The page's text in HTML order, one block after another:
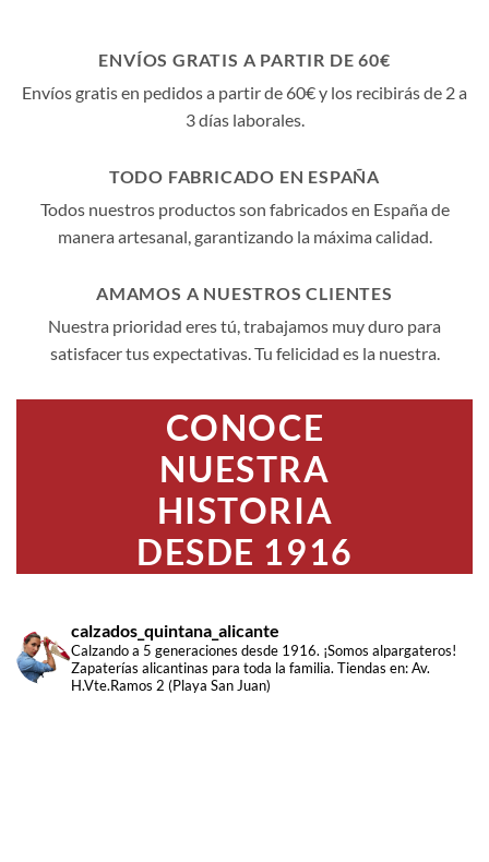
ENVÍOS GRATIS A PARTIR DE 60€
Envíos gratis en pedidos a partir de 60€ y los recibirás de 2 a
3 días laborales.
TODO FABRICADO EN ESPAÑA
Todos nuestros productos son fabricados en España de
manera artesanal, garantizando la máxima calidad.
AMAMOS A NUESTROS CLIENTES
Nuestra prioridad eres tú, trabajamos muy duro para
satisfacer tus expectativas. Tu felicidad es la nuestra.
CONOCE
NUESTRA
HISTORIA
DESDE 1916
calzados_quintana_alicante
Calzando a 5 generaciones desde 1916. ¡Somos alpargateros!
Zapaterías alicantinas para toda la familia. Tiendas en: Av.
H.Vte.Ramos 2 (Playa San Juan)